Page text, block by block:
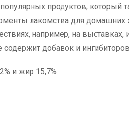
продуктов, который
лакомства для
например, на
содержит добавок и
и жир 15,7%